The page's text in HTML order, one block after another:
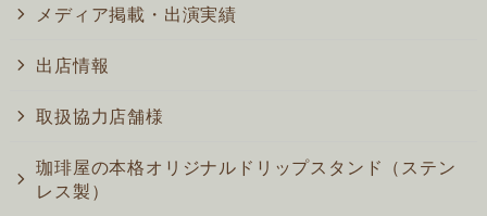
メディア掲載・出演実績
出店情報
取扱協力店舗様
珈琲屋の本格オリジナルドリップスタンド（ステン
レス製）